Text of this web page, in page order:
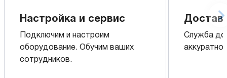
Настройка и сервис
Подключим и настроим
оборудование. Обучим ваших
сотрудников.
Служба
аккуратно